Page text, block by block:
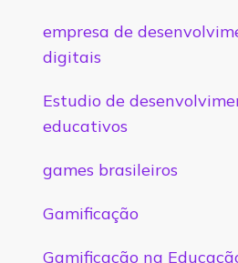
empresa de
digitais
Estudio de
educativos
games brasileiros
Gamificação
Gamificação na